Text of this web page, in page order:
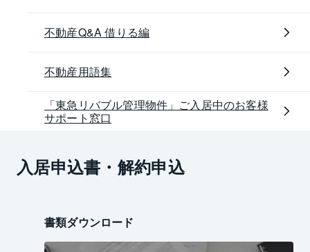
不動産Q&A 借りる編
不動産用語集
「東急リバブル管理物件」ご入居中のお客様
サポート窓口
入居申込書・解約申込
書類ダウンロード